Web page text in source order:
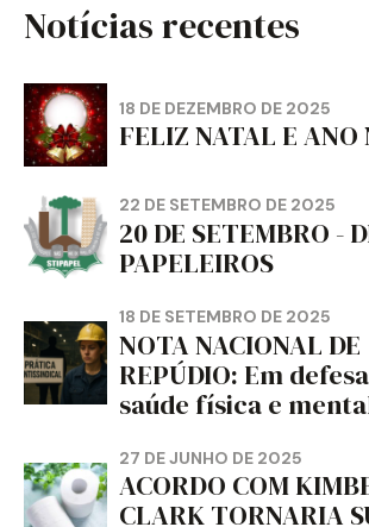
Notícias recentes
18 DE DEZEMBRO DE 2025
FELIZ NATAL E ANO
22 DE SETEMBRO DE 2025
20 DE SETEMBRO -
PAPELEIROS
18 DE SETEMBRO DE 2025
NOTA NACIONAL DE
REPÚDIO: Em defesa da
saúde física e
da dignidade sindical.
27 DE JUNHO DE 2025
ACORDO COM
CLARK TORNARIA